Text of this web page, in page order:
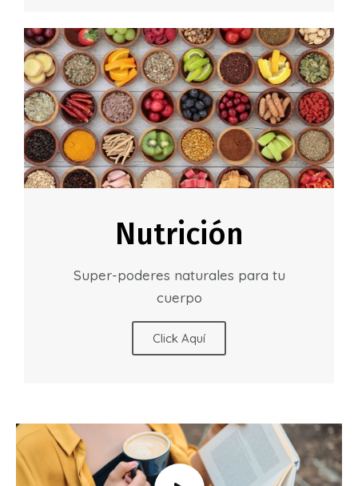
Nutrición
Super-poderes naturales para tu
cuerpo
Click Aquí